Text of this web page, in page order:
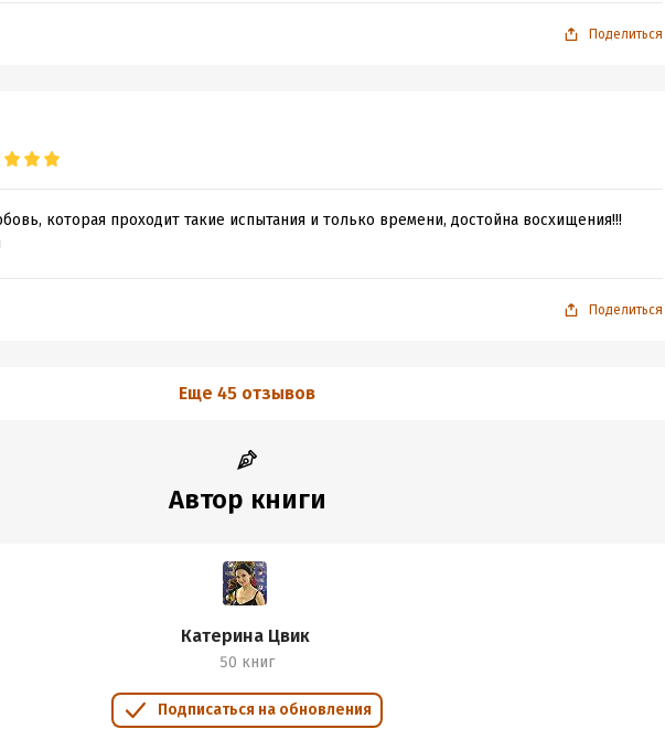
Поделиться
которая проходит такие испытания и только времени, достойна восхищения!!!
Поделиться
Еще 45 отзывов
Автор книги
Катерина Цвик
50 книг
Подписаться на обновления